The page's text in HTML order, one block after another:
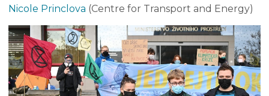
Nicole Princlova (Centre for Transport and Energy)